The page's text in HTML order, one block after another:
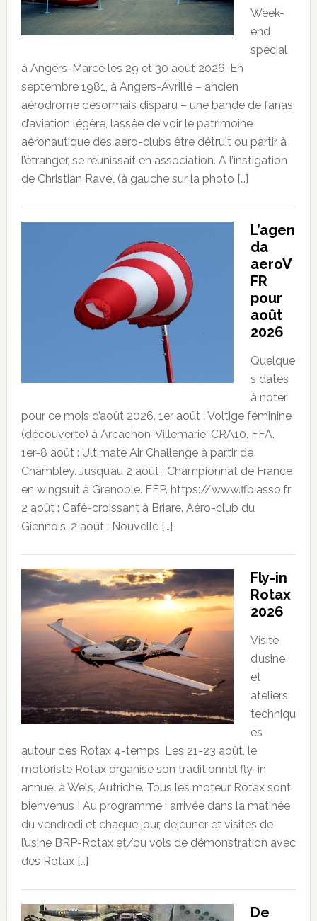
Week-
end
spécial
à Angers-Marcé les 29 et 30 août 2026. En
septembre 1981, à Angers-Avrillé – ancien
aérodrome désormais disparu – une bande de fanas
d’aviation légère, lassée de voir le patrimoine
aéronautique des aéro-clubs être détruit ou partir à
l’étranger, se réunissait en association. A l’instigation
de Christian Ravel (à gauche sur la photo […]
L’agen
da
aeroV
FR
pour
août
2026
Quelque
s dates
à noter
pour ce mois d’août 2026. 1er août : Voltige féminine
(découverte) à Arcachon-Villemarie. CRA10. FFA.
1er-8 août : Ultimate Air Challenge à partir de
Chambley. Jusqu’au 2 août : Championnat de France
en wingsuit à Grenoble. FFP. https://www.ffp.asso.fr
2 août : Café-croissant à Briare. Aéro-club du
Giennois. 2 août : Nouvelle […]
Fly-in
Rotax
2026
Visite
d’usine
et
ateliers
techniqu
es
autour des Rotax 4-temps. Les 21-23 août, le
motoriste Rotax organise son traditionnel fly-in
annuel à Wels, Autriche. Tous les moteur Rotax sont
bienvenus ! Au programme : arrivée dans la matinée
du vendredi et chaque jour, dejeuner et visites de
l’usine BRP-Rotax et/ou vols de démonstration avec
des Rotax […]
De